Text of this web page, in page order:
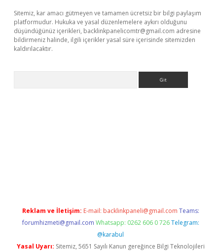
Sitemiz, kar amacı gütmeyen ve tamamen ücretsiz bir bilgi paylaşım
platformudur. Hukuka ve yasal düzenlemelere aykırı olduğunu
düşündüğünüz içerikleri, backlinkpanelicomtr@gmail.com adresine
bildirmeniz halinde, ilgili içerikler yasal süre içerisinde sitemizden
kaldırılacaktır.
Reklam ve İletişim: E-mail: backlinkpaneli@gmail.com Teams:
forumhizmeti@gmail.com Whatsapp: 0262 606 0 726 Telegram:
@karabul
Yasal Uyarı: Sitemiz, 5651 Sayılı Kanun gereğince Bilgi Teknolojileri